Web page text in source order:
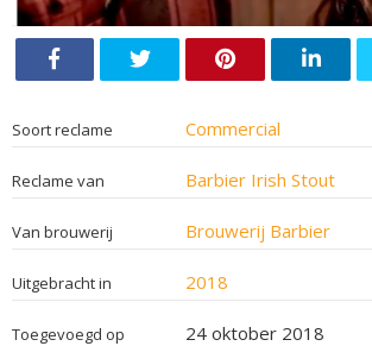
Soort reclame Commercial
Reclame van Barbier Irish Stout
Van brouwerij Brouwerij Barbier
Uitgebracht in 2018
Toegevoegd op 24 oktober 2018